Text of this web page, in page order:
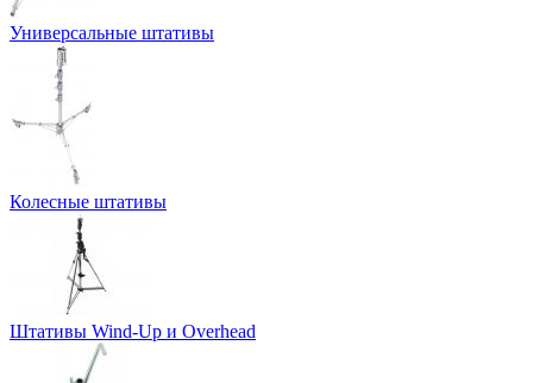
Универсальные штативы
Колесные штативы
Штативы Wind-Up и Overhead